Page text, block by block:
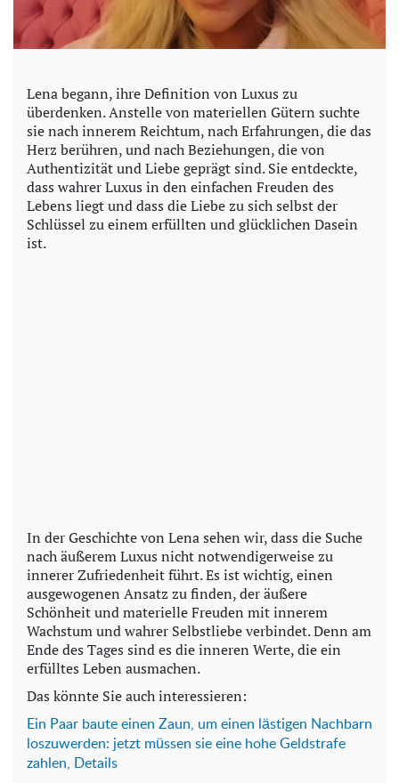
Lena begann, ihre Definition von Luxus zu
überdenken. Anstelle von materiellen Gütern suchte
sie nach innerem Reichtum, nach Erfahrungen, die das
Herz berühren, und nach Beziehungen, die von
Authentizität und Liebe geprägt sind. Sie entdeckte,
dass wahrer Luxus in den einfachen Freuden des
Lebens liegt und dass die Liebe zu sich selbst der
Schlüssel zu einem erfüllten und glücklichen Dasein
ist.
In der Geschichte von Lena sehen wir, dass die Suche
nach äußerem Luxus nicht notwendigerweise zu
innerer Zufriedenheit führt. Es ist wichtig, einen
ausgewogenen Ansatz zu finden, der äußere
Schönheit und materielle Freuden mit innerem
Wachstum und wahrer Selbstliebe verbindet. Denn am
Ende des Tages sind es die inneren Werte, die ein
erfülltes Leben ausmachen.
Das könnte Sie auch interessieren:
Ein Paar baute einen Zaun, um einen lästigen Nachbarn
loszuwerden: jetzt müssen sie eine hohe Geldstrafe
zahlen, Details